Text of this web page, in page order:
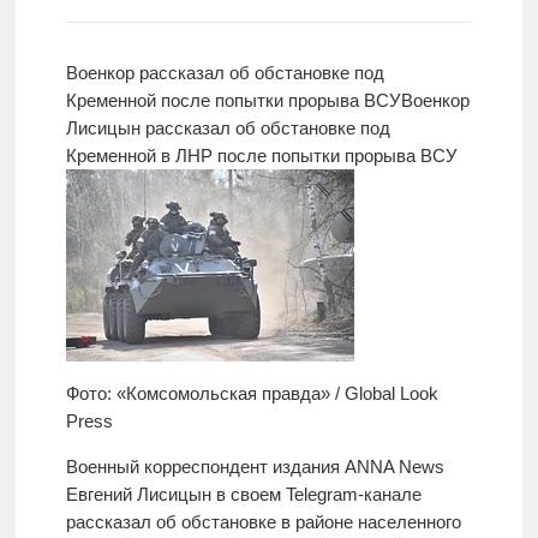
О
слабовидящих
Военкор рассказал об обстановке под
Кременной после попытки прорыва ВСУВоенкор
Лисицын рассказал об обстановке под
Кременной в ЛНР после попытки прорыва ВСУ
Фото: «Комсомольская правда» / Global Look
Press
Военный корреспондент издания ANNA News
Евгений Лисицын в своем Telegram-канале
рассказал об обстановке в районе населенного